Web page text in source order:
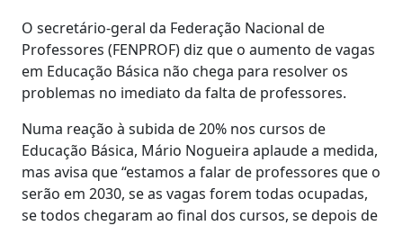
O secretário-geral da Federação Nacional de
Professores (FENPROF) diz que o aumento de vagas
em Educação Básica não chega para resolver os
problemas no imediato da falta de professores.
Numa reação à subida de 20% nos cursos de
Educação Básica, Mário Nogueira aplaude a medida,
mas avisa que “estamos a falar de professores que o
serão em 2030, se as vagas forem todas ocupadas,
se todos chegaram ao final dos cursos, se depois de